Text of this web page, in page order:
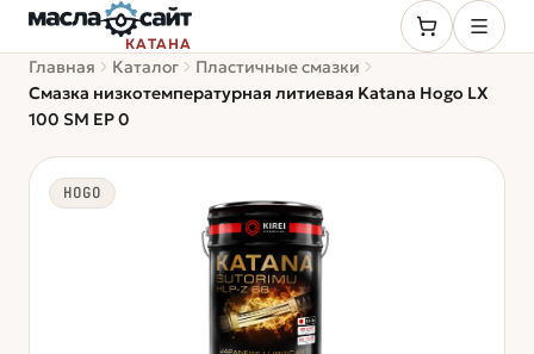
КАТАНА
Главная Каталог
Пластичные смазки
Смазка низкотемпературная литиевая Katana Hogo LX
100 SM EP 0
HOGO